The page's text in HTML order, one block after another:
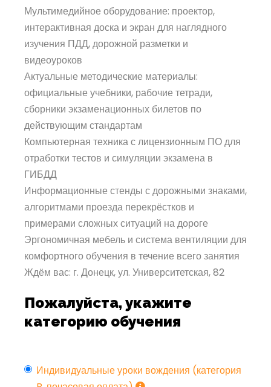
Мультимедийное оборудование: проектор,
интерактивная доска и экран для наглядного
изучения ПДД, дорожной разметки и
видеоуроков
Актуальные методические материалы:
официальные учебники, рабочие тетради,
сборники экзаменационных билетов по
действующим стандартам
Компьютерная техника с лицензионным ПО для
отработки тестов и симуляции экзамена в
ГИБДД
Информационные стенды с дорожными знаками,
алгоритмами проезда перекрёстков и
примерами сложных ситуаций на дороге
Эргономичная мебель и система вентиляции для
комфортного обучения в течение всего занятия
Ждём вас: г. Донецк, ул. Университетская, 82
Пожалуйста, укажите
категорию обучения
Индивидуальные уроки вождения (категория